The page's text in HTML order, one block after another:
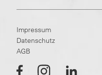
Impressum
Datenschutz
AGB